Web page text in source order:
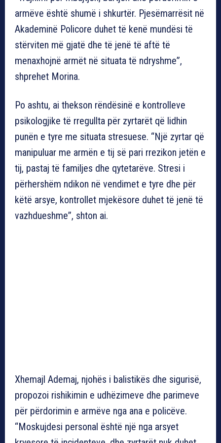
armëve është shumë i shkurtër. Pjesëmarrësit në
Akademinë Policore duhet të kenë mundësi të
stërviten më gjatë dhe të jenë të aftë të
menaxhojnë armët në situata të ndryshme”,
shprehet Morina.
Po ashtu, ai thekson rëndësinë e kontrolleve
psikologjike të rregullta për zyrtarët që lidhin
punën e tyre me situata stresuese. “Një zyrtar që
manipuluar me armën e tij së pari rrezikon jetën e
tij, pastaj të familjes dhe qytetarëve. Stresi i
përhershëm ndikon në vendimet e tyre dhe për
këtë arsye, kontrollet mjekësore duhet të jenë të
vazhdueshme”, shton ai.
Xhemajl Ademaj, njohës i balistikës dhe sigurisë,
propozoi rishikimin e udhëzimeve dhe parimeve
për përdorimin e armëve nga ana e policëve.
“Moskujdesi personal është një nga arsyet